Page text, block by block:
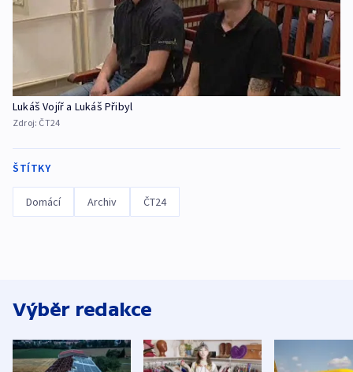
Lukáš Vojíř a Lukáš Přibyl
Zdroj: ČT24
ŠTÍTKY
Domácí Archiv ČT24
Výběr redakce